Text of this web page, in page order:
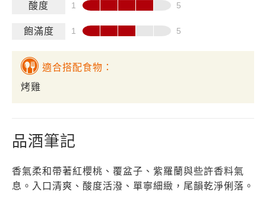
酸度
飽滿度
適合搭配食物：
烤雞
品酒筆記
香氣柔和帶著紅櫻桃、覆盆子、紫羅蘭與些許香料氣
息。入口清爽、酸度活潑、單寧細緻，尾韻乾淨俐落。